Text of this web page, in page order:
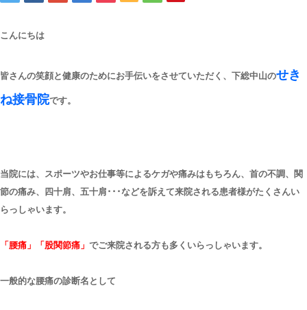
こんにちは
皆さんの笑顔と健康のためにお手伝いをさせていただく、下総中山のせき
ね接骨院です。
当院には、スポーツやお仕事等によるケガや痛みはもちろん、首の不調、関
節の痛み、四十肩、五十肩･･･などを訴えて来院される患者様がたくさんい
らっしゃいます。
「腰痛」「股関節痛」 でご来院される方も多くいらっしゃいます。
一般的な腰痛の診断名として